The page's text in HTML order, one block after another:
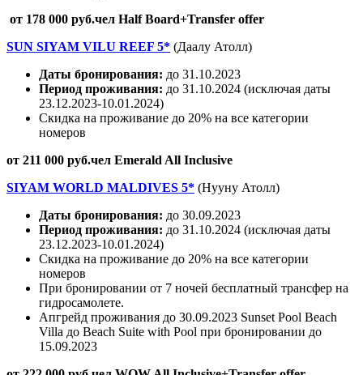
от 178 000 руб.чел Half Board+Transfer offer
SUN SIYAM VILU REEF 5* (Даалу Атолл)
Даты бронирования: до 31.10.2023
Период проживания: до 31.10.2024 (исключая даты
23.12.2023-10.01.2024)
Скидка на проживание до 20% на все категории
номеров
от 211 000 руб.чел Emerald All Inclusive
SIYAM WORLD MALDIVES 5* (Нууну Атолл)
Даты бронирования: до 30.09.2023
Период проживания: до 31.10.2024 (исключая даты
23.12.2023-10.01.2024)
Скидка на проживание до 20% на все категории
номеров
При бронировании от 7 ночей бесплатный трансфер на
гидросамолете.
Апгрейд проживания до 30.09.2023 Sunset Pool Beach
Villa до Beach Suite with Pool при бронировании до
15.09.2023